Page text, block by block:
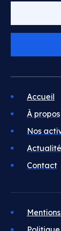
Accueil
À propos
Nos
Contact